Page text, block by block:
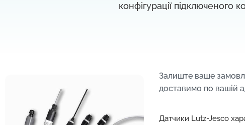
конфігурації
Залиште ваше
доставимо по вашій
Датчики Lutz-Jesco